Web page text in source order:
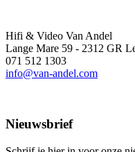
Hifi & Video Van Andel
Lange Mare 59 - 2312 GR
071 512 1303
info@van-andel.com
Nieuwsbrief